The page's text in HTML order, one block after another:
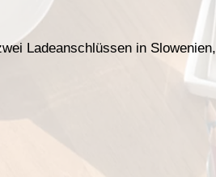
Ladeanschlüssen in Slowenien,